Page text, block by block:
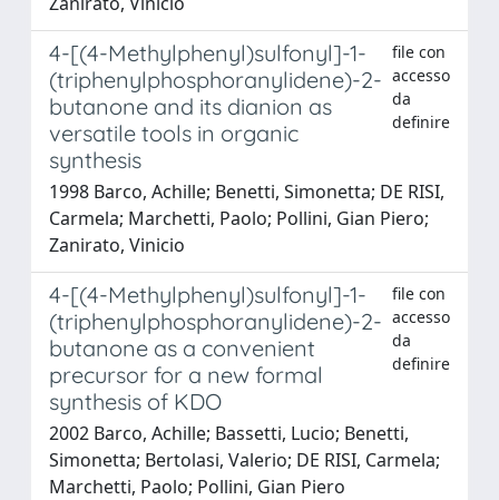
4-[(4-Methylphenyl)sulfonyl]-1-
(triphenylphosphoranylidene)-2-
butanone and its dianion as
versatile tools in organic
synthesis
file con
accesso
da
definire
1998 Barco, Achille; Benetti, Simonetta; DE RISI,
Carmela; Marchetti, Paolo; Pollini, Gian Piero;
Zanirato, Vinicio
4-[(4-Methylphenyl)sulfonyl]-1-
(triphenylphosphoranylidene)-2-
butanone as a convenient
precursor for a new formal
synthesis of KDO
file con
accesso
da
definire
2002 Barco, Achille; Bassetti, Lucio; Benetti,
Simonetta; Bertolasi, Valerio; DE RISI, Carmela;
Marchetti, Paolo; Pollini, Gian Piero